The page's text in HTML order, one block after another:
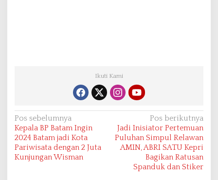
Ikuti Kami
N
a
v
i
Pos sebelumnya
Kepala BP Batam Ingin
2024 Batam jadi Kota
Pariwisata dengan 2 Juta
Kunjungan Wisman
Pos berikutnya
Jadi Inisiator Pertemuan
Puluhan Simpul Relawan
AMIN, ABRI SATU Kepri
Bagikan Ratusan
Spanduk dan Stiker